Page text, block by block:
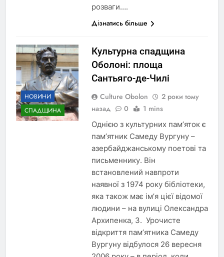
розваги….
Дізнатись більше
НОВИНИ
СПАДЩИНА
Культурна спадщина
Оболоні: площа
Сантьяго-де-Чилі
Culture Obolon
2 роки тому
назад
0 1 mins
Однією з культурних пам’яток є
пам’ятник Самеду Вургуну –
азербайджанському поетові та
письменнику. Він
встановлений навпроти
наявної з 1974 року бібліотеки,
яка також має ім’я цієї відомої
людини – на вулиці Олександра
Архипенка, 3. Урочисте
відкриття пам’ятника Самеду
Вургуну відбулося 26 вересня